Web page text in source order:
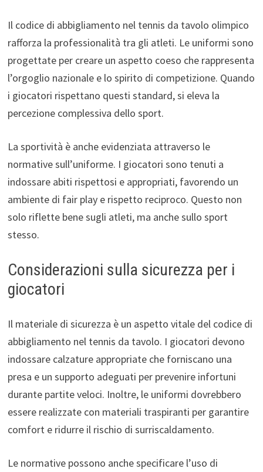
Il codice di abbigliamento nel tennis da tavolo olimpico
rafforza la professionalità tra gli atleti. Le uniformi sono
progettate per creare un aspetto coeso che rappresenta
l’orgoglio nazionale e lo spirito di competizione. Quando
i giocatori rispettano questi standard, si eleva la
percezione complessiva dello sport.
La sportività è anche evidenziata attraverso le
normative sull’uniforme. I giocatori sono tenuti a
indossare abiti rispettosi e appropriati, favorendo un
ambiente di fair play e rispetto reciproco. Questo non
solo riflette bene sugli atleti, ma anche sullo sport
stesso.
Considerazioni sulla sicurezza per i
giocatori
Il materiale di sicurezza è un aspetto vitale del codice di
abbigliamento nel tennis da tavolo. I giocatori devono
indossare calzature appropriate che forniscano una
presa e un supporto adeguati per prevenire infortuni
durante partite veloci. Inoltre, le uniformi dovrebbero
essere realizzate con materiali traspiranti per garantire
comfort e ridurre il rischio di surriscaldamento.
Le normative possono anche specificare l’uso di